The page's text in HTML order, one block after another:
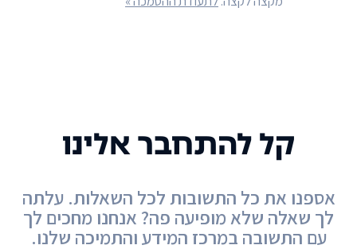
קל להתחבר אלינו
אספנו את כל התשובות לכל השאלות. עלתה
לך שאלה שלא מופיעה פה? אנחנו מחכים לך
עם התשובה במרכז המידע והתמיכה שלנו.